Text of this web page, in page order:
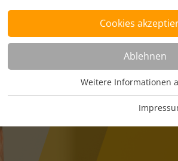
Cookies
Ablehnen
Nutzungsanalyse
Cookies zur Nutzungsanalyse
Weitere Informationen